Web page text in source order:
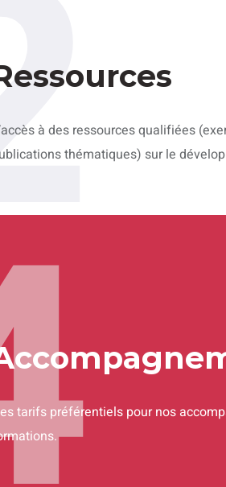
à des ressources qualifiées
thématiques) sur le
tarifs préférentiels pour nos